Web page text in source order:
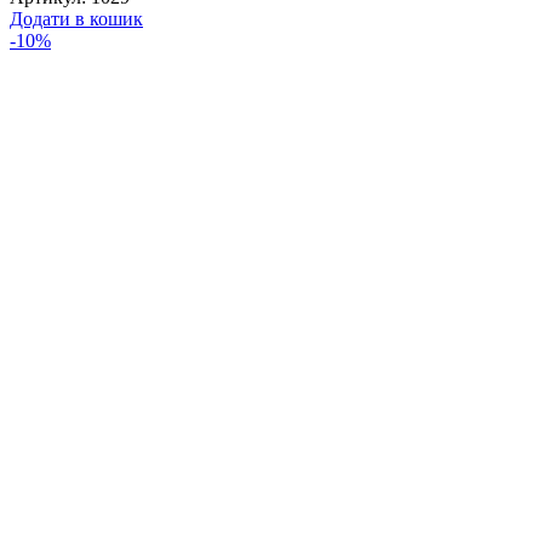
54,16 ₴.51,30 ₴.
Додати в кошик
-10%